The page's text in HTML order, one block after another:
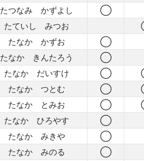
たつなみ かずよし
◯
たていし みつお
たなか かずお
◯
たなか きんたろう
◯
たなか だいすけ ◯
たなか つとむ ◯
たなか とみお ◯
たなか ひろやす
◯
たなか みきや
◯
たなか みのる
◯